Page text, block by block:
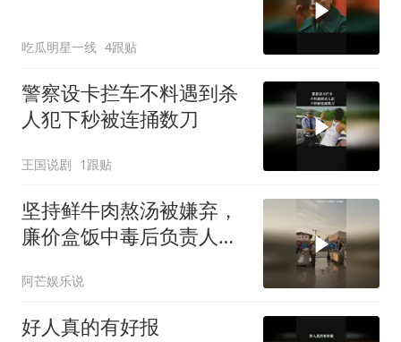
吃瓜明星一线 4跟贴
警察设卡拦车不料遇到杀
人犯下秒被连捅数刀
王国说剧 1跟贴
坚持鲜牛肉熬汤被嫌弃，
廉价盒饭中毒后负责人求
阿芒娱乐说
好人真的有好报